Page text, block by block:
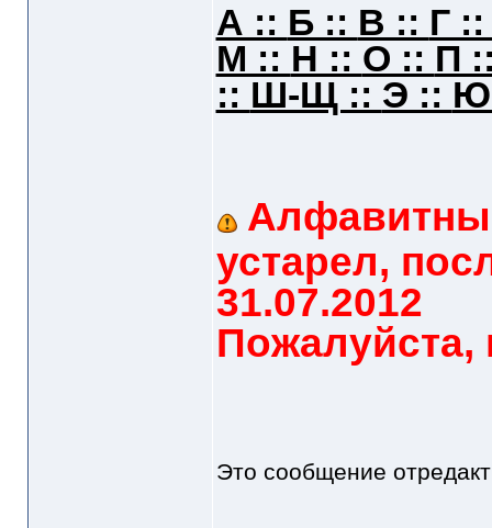
А :: Б :: В :: Г
М :: Н :: О :: П
:: Ш-Щ :: Э ::
устарел,
31.07.2012
Пожалуйста,
Это сообщение